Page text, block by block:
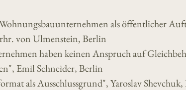
als öffentlicher
von Ulmenstein, Berlin
haben keinen Anspruch auf
Emil Schneider, Berlin
als Ausschlussgrund", Yaroslav